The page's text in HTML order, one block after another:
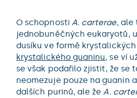
O schopnosti A. carterae, ale
jednobuněčných eukaryotů,
dusíku ve formě
krystalického guaninu, se ví
se však podařilo zjistit, že se
neomezuje pouze na guanin
dalších purinů, ale žeA.